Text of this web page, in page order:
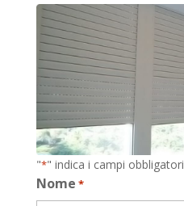
"*" indica i campi obbligatori
Nome *